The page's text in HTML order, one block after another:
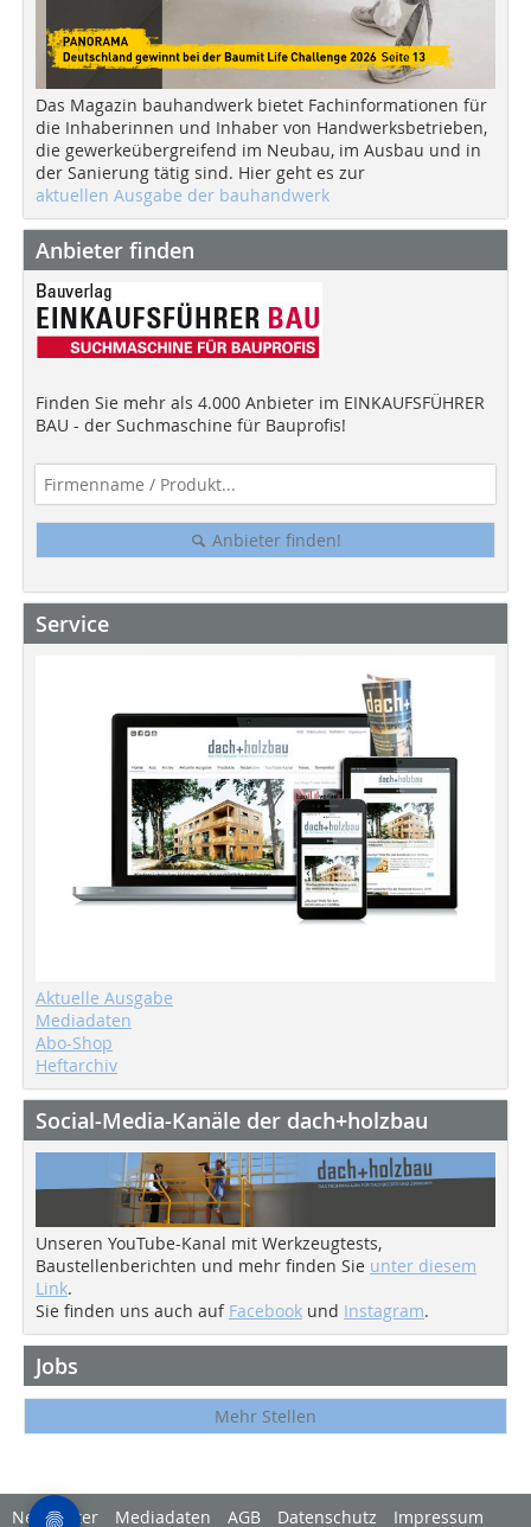
Das Magazin bauhandwerk bietet Fachinformationen für
die Inhaberinnen und Inhaber von Handwerksbetrieben,
die gewerkeübergreifend im Neubau, im Ausbau und in
der Sanierung tätig sind. Hier geht es zur
aktuellen Ausgabe der bauhandwerk
Anbieter finden
Finden Sie mehr als 4.000 Anbieter im EINKAUFSFÜHRER
BAU - der Suchmaschine für Bauprofis!
Anbieter finden!
Service
Aktuelle Ausgabe
Mediadaten
Abo-Shop
Heftarchiv
Social-Media-Kanäle der dach+holzbau
Unseren YouTube-Kanal mit Werkzeugtests,
Baustellenberichten und mehr finden Sie unter diesem
Link.
Sie finden uns auch auf Facebook und Instagram.
Jobs
Mehr Stellen
Newsletter Mediadaten AGB Datenschutz Impressum